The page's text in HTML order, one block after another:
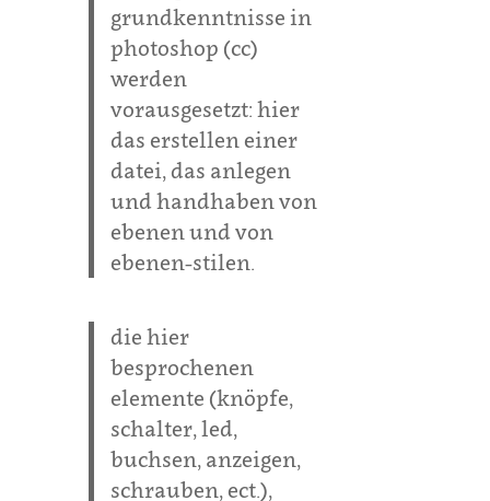
grundkenntnisse in
photoshop (cc)
werden
vorausgesetzt: hier
das erstellen einer
datei, das anlegen
und handhaben von
ebenen und von
ebenen-stilen.
die hier
besprochenen
elemente (knöpfe,
schalter, led,
buchsen, anzeigen,
schrauben, ect.),